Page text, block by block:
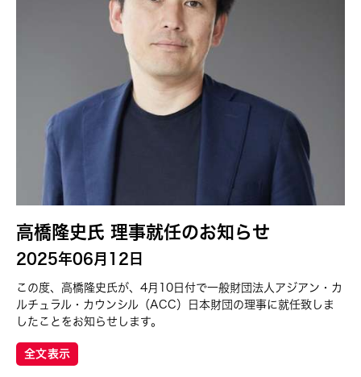
高橋隆史氏 理事就任のお知らせ
2025年06月12日
この度、高橋隆史氏が、4月10日付で一般財団法人アジアン・カ
ルチュラル・カウンシル（ACC）日本財団の理事に就任致しま
したことをお知らせします。
全文表示